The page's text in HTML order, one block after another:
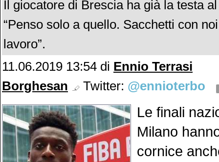
Il giocatore di Brescia ha già la testa
“Penso solo a quello. Sacchetti con
lavoro”.
11.06.2019 13:54 di Ennio Terrasi
Borghesan
Twitter: @ennioterbo
Le finali
Milano
cornice